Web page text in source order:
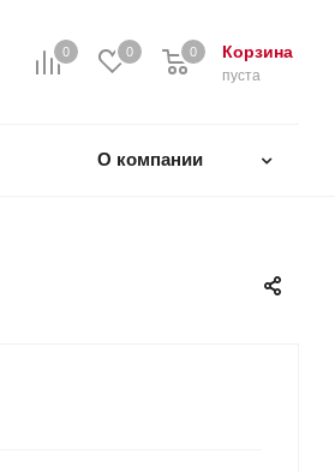
0 0 Корзина
0
пуста
0
О компании